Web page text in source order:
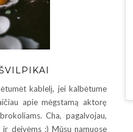
kablelį, jei kalbėtume
apie mėgstamą aktorę
Cha, pagalvojau,
deivėms :) Mūsų namuose